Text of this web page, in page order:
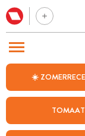
☀️
TOMAAT
BEZOEK ONZE ANDERE
WEEKMENU